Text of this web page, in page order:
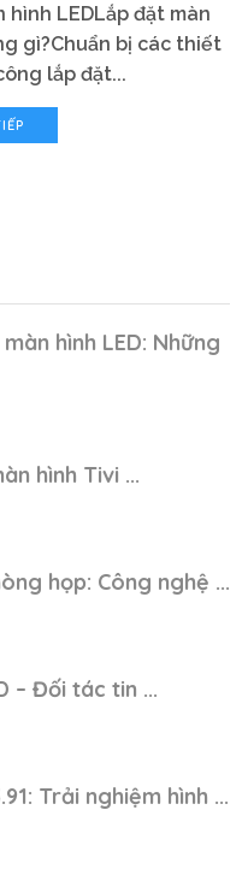
hình LEDLắp đặt màn
gì?Chuẩn bị các thiết
lắp đặt...
hình LED: Những
hình Tivi ...
họp: Công nghệ ...
– Đối tác tin ...
Trải nghiệm hình ...